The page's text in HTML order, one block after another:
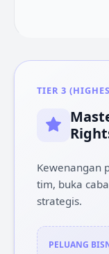
TIER 3
Kewenangan
tim, buka
strategis.
PELUANG